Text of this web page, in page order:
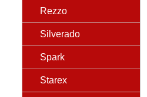
Rezzo
Silverado
Spark
Starex